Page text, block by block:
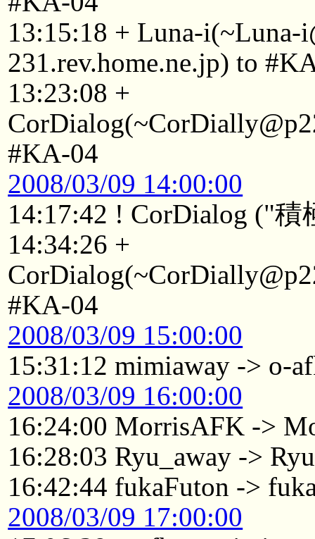
13:15:18 + Luna-i(~Luna-
231.rev.home.ne.jp) to
13:23:08 +
#KA-04
2008/03/09 14:00:00
14:17:42 ! CorDialog ("
14:34:26 +
#KA-04
2008/03/09 15:00:00
15:31:12 mimiaway -> o-
2008/03/09 16:00:00
16:24:00 MorrisAFK ->
16:28:03 Ryu_away -> Ryu
16:42:44 fukaFuton ->
2008/03/09 17:00:00